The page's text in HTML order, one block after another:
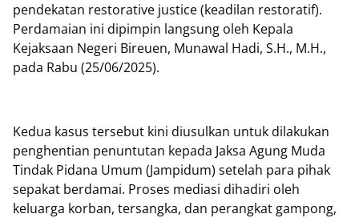
pendekatan restorative justice (keadilan restoratif).
Perdamaian ini dipimpin langsung oleh Kepala
Kejaksaan Negeri Bireuen, Munawal Hadi, S.H., M.H.,
pada Rabu (25/06/2025).
Kedua kasus tersebut kini diusulkan untuk dilakukan
penghentian penuntutan kepada Jaksa Agung Muda
Tindak Pidana Umum (Jampidum) setelah para pihak
sepakat berdamai. Proses mediasi dihadiri oleh
keluarga korban, tersangka, dan perangkat gampong,